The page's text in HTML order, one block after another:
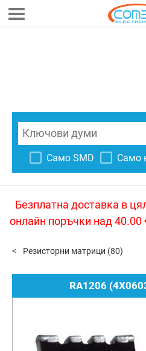
Само SMD Само
Безплатна доставка в
онлайн поръчки над
Резисторни матрици (80)
RA1206